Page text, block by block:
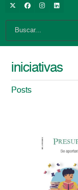
iniciativas
Posts